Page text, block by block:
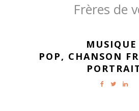
Frères de
MUSIQUE
POP, CHANSON